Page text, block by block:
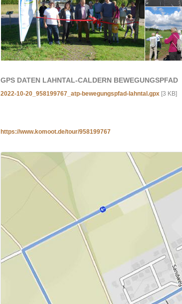
GPS DATEN LAHNTAL-CALDERN BEWEGUNGSPFAD
2022-10-20_958199767_atp-bewegungspfad-lahntal.gpx [3 KB]
https://www.komoot.de/tour/958199767